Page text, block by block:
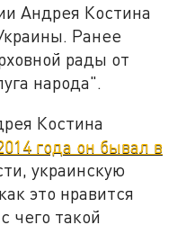
Андрея Костина
Ранее
рады от
народа".
Костина
года он бывал в
украинскую
это нравится
чего такой